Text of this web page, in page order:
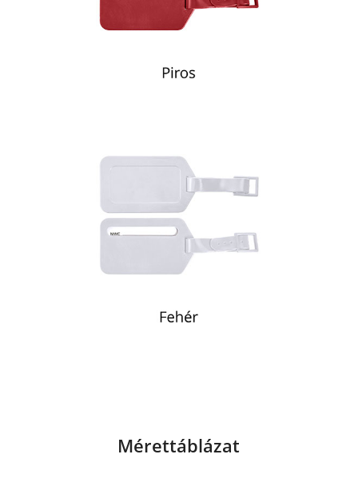
Mérettáblázat